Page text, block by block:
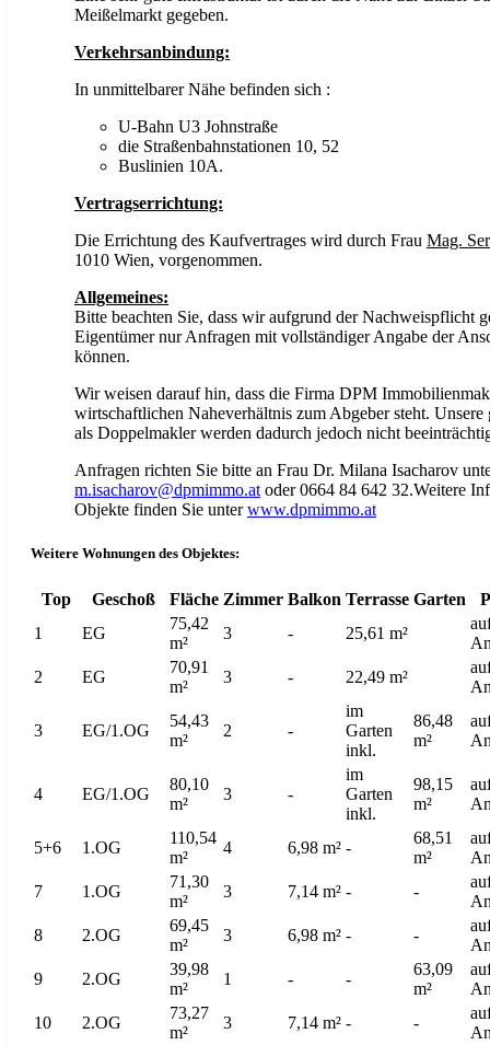
Meißelmarkt gegeben.
Verkehrsanbindung:
In unmittelbarer Nähe befinden sich :
U-Bahn U3 Johnstraße
die Straßenbahnstationen 10, 52
Buslinien 10A.
Vertragserrichtung:
Die Errichtung des Kaufvertrages wird durch Frau Mag.
1010 Wien, vorgenommen.
Allgemeines:
Bitte beachten Sie, dass wir aufgrund der Nachweispflicht
Eigentümer nur Anfragen mit vollständiger Angabe der
können.
Wir weisen darauf hin, dass die Firma DPM
wirtschaftlichen Naheverhältnis zum Abgeber steht. Unsere
als Doppelmakler werden dadurch jedoch nicht
Anfragen richten Sie bitte an Frau Dr. Milana Isacharov
m.isacharov@dpmimmo.atoder0664 84 642 32.Weitere
Objekte finden Sie unterwww.dpmimmo.at
Weitere Wohnungen des Objektes:
Top Geschoß Fläche Zimmer Balkon Terrasse Garten
1
EG
75,42
m²
3 - 25,61 m²
2
EG
70,91
m²
3 - 22,49 m²
3 EG/1.OG
54,43
m²
2 -
im
Garten
inkl.
86,48
m²
4 EG/1.OG
80,10
m²
3 -
im
Garten
inkl.
98,15
m²
5+6 1.OG
110,54
m²
4 6,98 m² -
68,51
m²
7
1.OG
71,30
m²
3 7,14 m² - -
8
2.OG
69,45
m²
3 6,98 m² - -
9
2.OG
39,98
m²
1 - -
63,09
m²
10
2.OG
73,27
m²
3 7,14 m² - -